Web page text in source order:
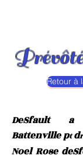
Retour à
DeSfault a
Battenville ptdr
Noel Rose